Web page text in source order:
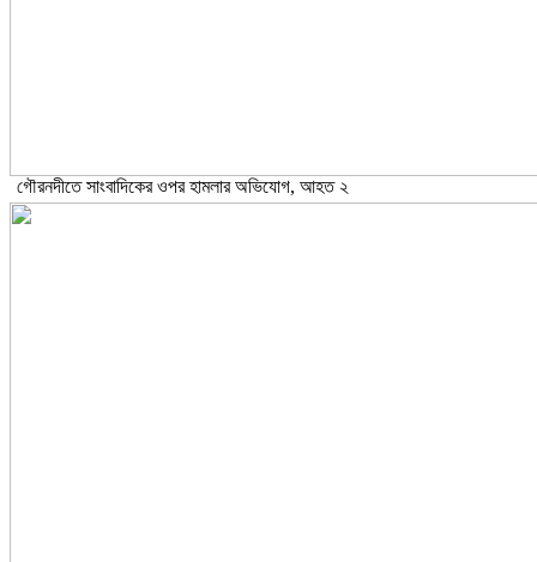
গৌরনদীতে সাংবাদিকের ওপর হামলার অভিযোগ, আহত ২